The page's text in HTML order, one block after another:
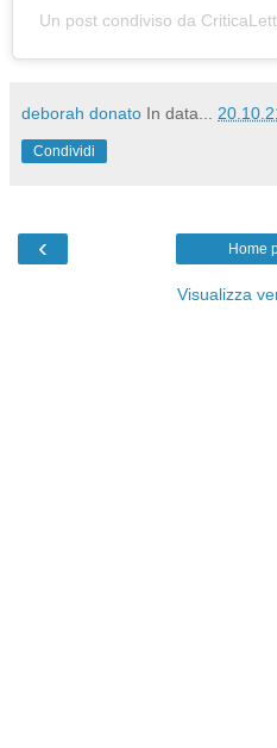
Un post condiviso da
deborah donato In data...
Condividi
‹ Home
Visualizza